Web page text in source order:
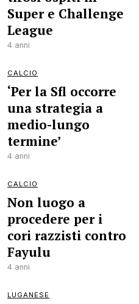
Super e Challenge
League
4 anni
CALCIO
‘Per la Sfl occorre
una strategia a
medio-lungo
termine’
4 anni
CALCIO
Non luogo a
procedere per i
cori razzisti contro
Fayulu
4 anni
LUGANESE